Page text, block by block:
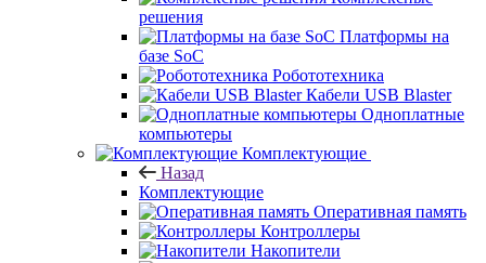
решения
Платформы на
базе SoC
Робототехника
Кабели USB Blaster
Одноплатные
компьютеры
Комплектующие
Назад
Комплектующие
Оперативная память
Контроллеры
Накопители